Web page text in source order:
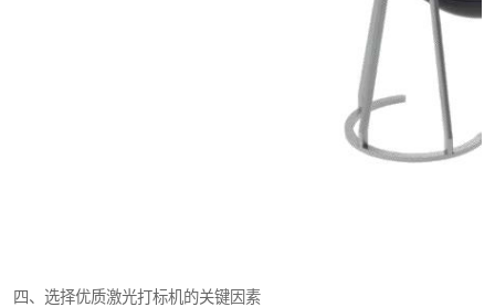
四、选择优质激光打标机的关键因素